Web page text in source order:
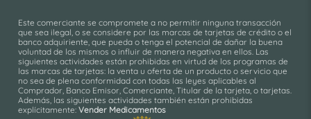
Este comerciante se compromete a no permitir ninguna transacción
que sea ilegal, o se considere por las marcas de tarjetas de crédito o el
banco adquiriente, que pueda o tenga el potencial de dañar la buena
voluntad de los mismos o influir de manera negativa en ellos. Las
siguientes actividades están prohibidas en virtud de los programas de
las marcas de tarjetas: la venta u oferta de un producto o servicio que
no sea de plena conformidad con todas las leyes aplicables al
Comprador, Banco Emisor, Comerciante, Titular de la tarjeta, o tarjetas.
Además, las siguientes actividades también están prohibidas
explícitamente: Vender Medicamentos